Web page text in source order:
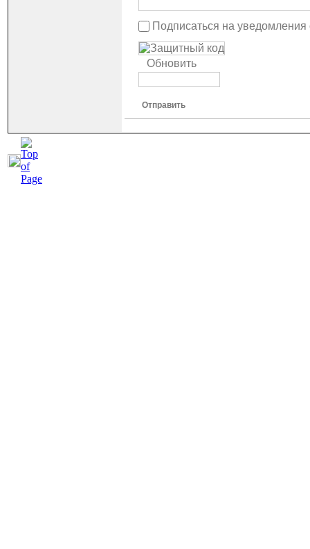
Подписаться на
Обновить
Отправить